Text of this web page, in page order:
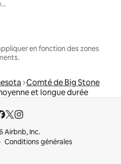
Locations moyenne et longue durée
en fonction des zones
Comté de Big Stone
et longue durée
Airbnb, Inc.
Conditions générales